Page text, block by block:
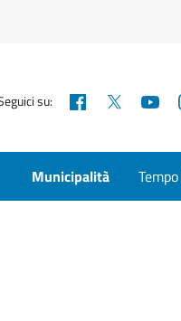
su: Facebook
Municipalità